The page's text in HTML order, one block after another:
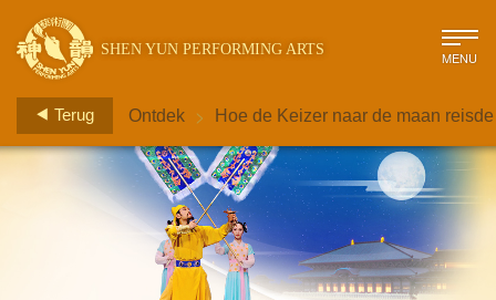
SHEN YUN PERFORMING ARTS MENU
Terug Ontdek > Hoe de Keizer naar de maan reisde